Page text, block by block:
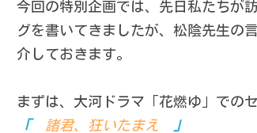
今回の特別企画では、先日私たちが
グを書いてきましたが、松陰先生の
介しておきます。
まずは、大河ドラマ「花燃ゆ」での
「
諸君、狂いたまえ
」